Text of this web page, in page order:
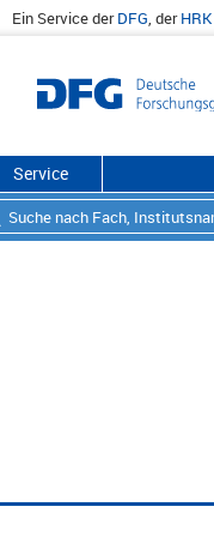
Ein Service derDFG, derHRK
Service